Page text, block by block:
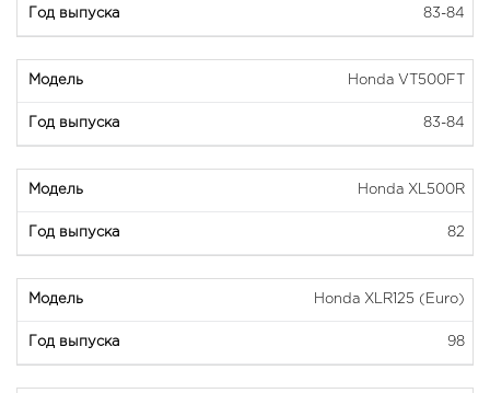
83-84
Honda VT500FT
83-84
Honda XL500R
82
Honda XLR125 (Euro)
98